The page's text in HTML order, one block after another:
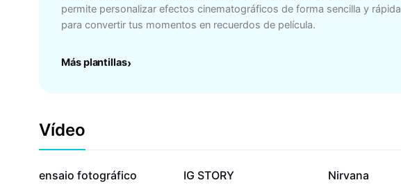
permite personalizar efectos cinematográficos de forma sencilla y rápida
para convertir tus momentos en recuerdos de película.
Más plantillas›
Vídeo
424,9 mil
ensaio fotográfico 404 mil
IG STORY 321,5 mil
Nirvana